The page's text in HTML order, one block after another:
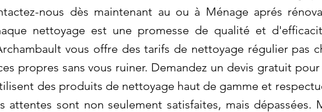
nous dès maintenant au ou à Ménage aprés
nettoyage est une promesse de qualité et
vous offre des tarifs de nettoyage régulier pas
propres sans vous ruiner. Demandez un devis gratuit
des produits de nettoyage haut de gamme et
attentes sont non seulement satisfaites, mais dépassées.